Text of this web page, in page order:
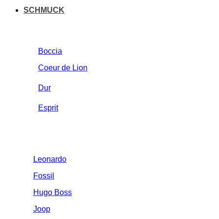
SCHMUCK
Boccia
Coeur de Lion
Dur
Esprit
Leonardo
Fossil
Hugo Boss
Joop